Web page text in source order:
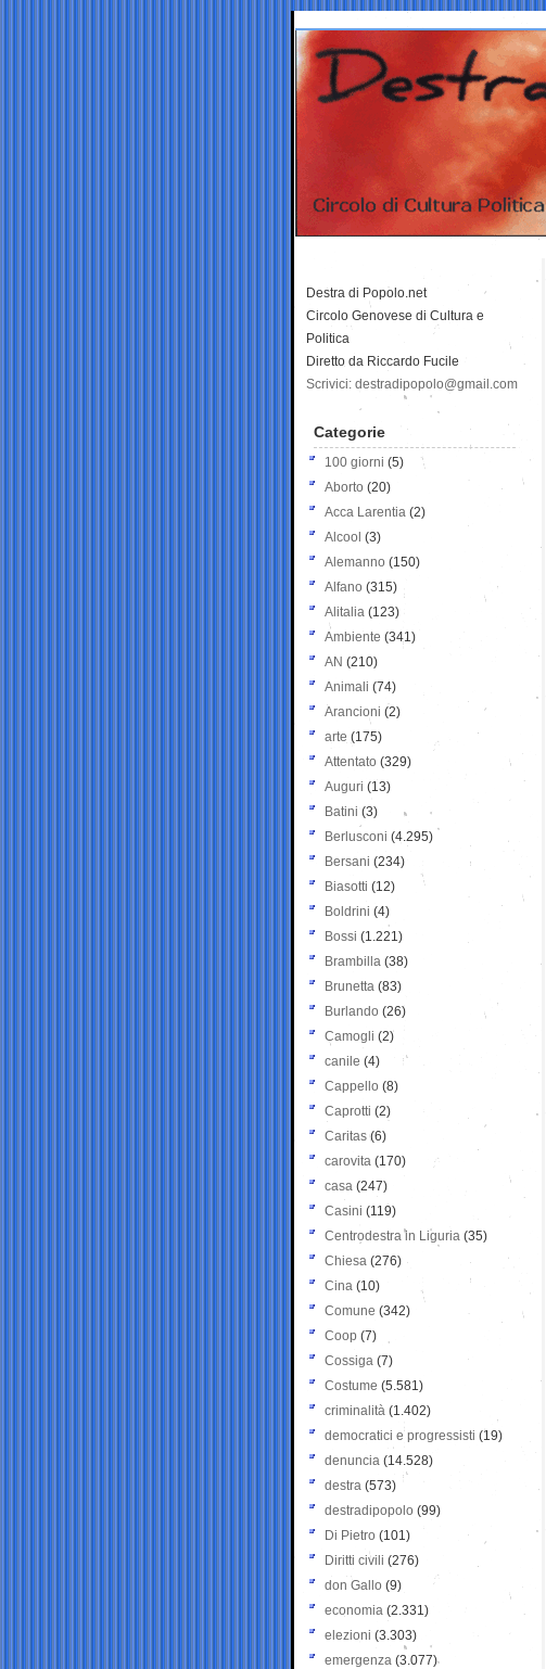
Destra di Popolo.net
Circolo Genovese di Cultura e
Politica
Diretto da Riccardo Fucile
Scrivici: destradipopolo@gmail.com
Categorie
100 giorni (5)
Aborto (20)
Acca Larentia (2)
Alcool (3)
Alemanno (150)
Alfano (315)
Alitalia (123)
Ambiente (341)
AN (210)
Animali (74)
Arancioni (2)
arte (175)
Attentato (329)
Auguri (13)
Batini (3)
Berlusconi (4.295)
Bersani (234)
Biasotti (12)
Boldrini (4)
Bossi (1.221)
Brambilla (38)
Brunetta (83)
Burlando (26)
Camogli (2)
canile (4)
Cappello (8)
Caprotti (2)
Caritas (6)
carovita (170)
casa (247)
Casini (119)
Centrodestra in Liguria (35)
Chiesa (276)
Cina (10)
Comune (342)
Coop (7)
Cossiga (7)
Costume (5.581)
criminalità (1.402)
democratici e progressisti (19)
denuncia (14.528)
destra (573)
destradipopolo (99)
Di Pietro (101)
Diritti civili (276)
don Gallo (9)
economia (2.331)
elezioni (3.303)
emergenza (3.077)